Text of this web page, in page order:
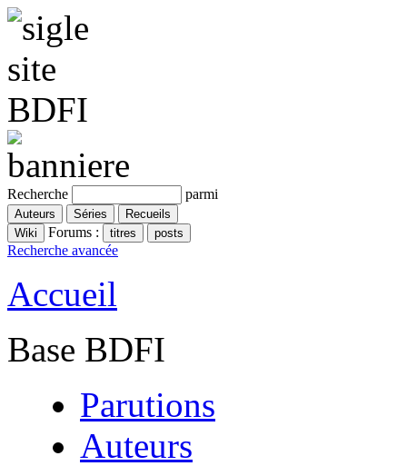
Recherche parmi
Forums :
Recherche avancée
Accueil
Base BDFI
Parutions
Auteurs